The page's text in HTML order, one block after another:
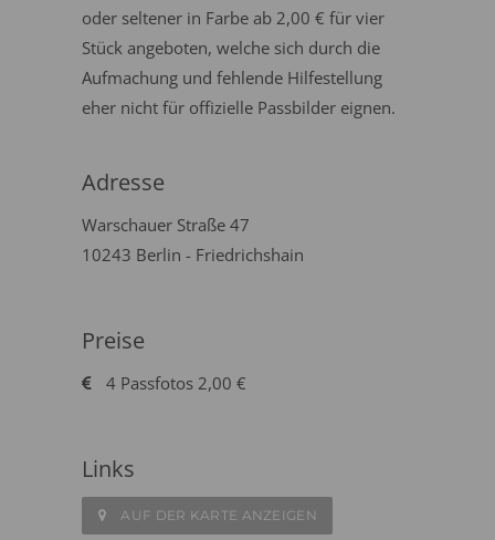
oder seltener in Farbe ab 2,00 € für vier
Stück angeboten, welche sich durch die
Aufmachung und fehlende Hilfestellung
eher nicht für offizielle Passbilder eignen.
Adresse
Warschauer Straße 47
10243 Berlin - Friedrichshain
Preise
4 Passfotos 2,00 €
Links
AUF DER KARTE ANZEIGEN